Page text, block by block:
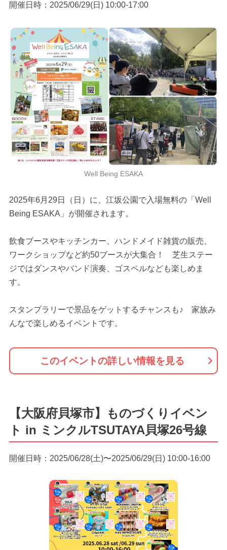
開催日時：2025/06/29(日) 10:00-17:00
Well Being ESAKA
2025年6月29日（日）に、江坂公園で入場無料の「Well
Being ESAKA」が開催されます。
飲食ブースやキッチンカー、ハンドメイド雑貨の販売、
ワークショップなど約50ブースが大集合！ 芝生ステー
ジではダンスやバンド演奏、ゴスペルなども楽しめま
す。
スタンプラリーで景品をゲットするチャンスも♪ 家族み
んなで楽しめるイベントです。
このイベントの詳しい情報を見る
【大阪府貝塚市】ものづくりイベン
ト in ミンクルTSUTAYA貝塚26号線
開催日時：2025/06/28(土)〜2025/06/29(日) 10:00-16:00